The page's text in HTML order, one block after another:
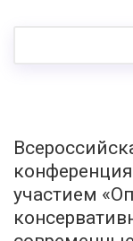
участием